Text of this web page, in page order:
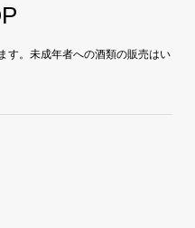
す。未成年者への酒類の販売はい